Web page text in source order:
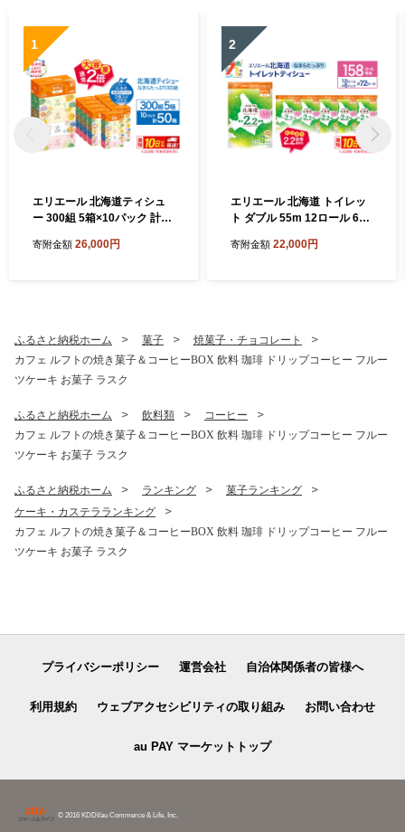
1
エリエール 北海道ティシュ
ー 300組 5箱×10パック 計50
短 10日以内 最短配送 ボック
寄附金額 26,000円
2
エリエール 北海道 トイレッ
ト ダブル 55m 12ロール 6パ
配送 なまらたっぷり 2.2倍巻
寄附金額 22,000円
ふるさと納税ホーム 菓子
焼菓子・チョコレート
カフェ ルフトの焼き菓子＆コーヒーBOX 飲料 珈琲 ドリップコーヒー フルー
ツケーキ お菓子 ラスク
ふるさと納税ホーム 飲料類
コーヒー
カフェ ルフトの焼き菓子＆コーヒーBOX 飲料 珈琲 ドリップコーヒー フルー
ツケーキ お菓子 ラスク
ふるさと納税ホーム ランキング
菓子ランキング
ケーキ・カステラランキング
カフェ ルフトの焼き菓子＆コーヒーBOX 飲料 珈琲 ドリップコーヒー フルー
ツケーキ お菓子 ラスク
プライバシーポリシー 運営会社 自治体関係者の皆様へ
利用規約 ウェブアクセシビリティの取り組み お問い合わせ
au PAY マーケットトップ
© 2016 KDDI/au Commerce & Life, Inc.